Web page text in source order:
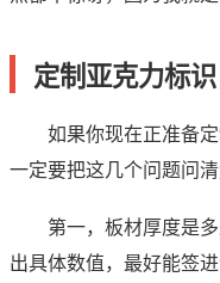
定制亚克力标
如果你现在正准备
一定要把这几个问题问清
第一，板材厚度是
出具体数值，最好能签